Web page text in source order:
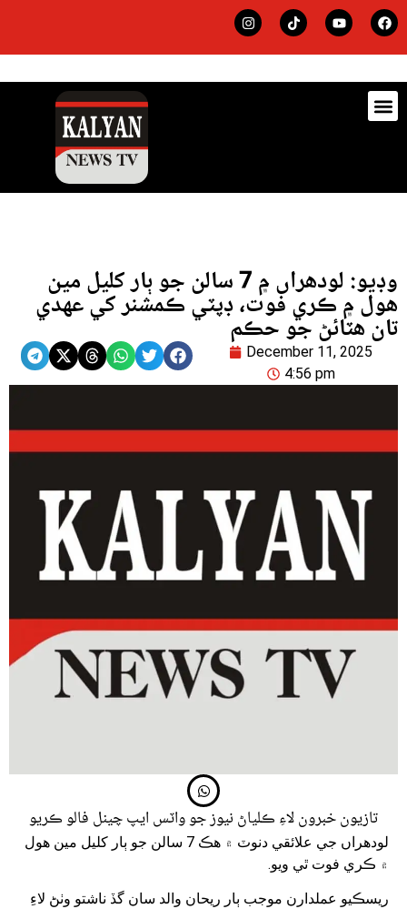
وڊيو: لودھراں ۾ 7 سالن جو ٻار کليل مين
ھول ۾ ڪري فوت، ڊپٽي ڪمشنر کي عهدي
تان هٽائڻ جو حڪم
December 11, 2025
4:56 pm
تازيون خبرون لاءِ ڪلياڻ نيوز جو واٽس ايپ چينل فالو ڪريو
لودھراں جي علائقي دنوٽ ۾ هڪ 7 سالن جو ٻار کليل مين ھول
۾ ڪري فوت ٿي ويو.
ريسڪيو عملدارن موجب ٻار ريحان والد سان گڏ ناشتو وٺڻ لاءِ